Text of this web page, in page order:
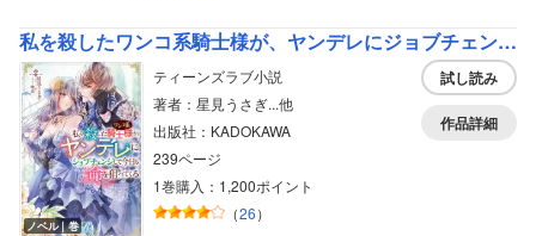
私を殺したワンコ系騎士様が、ヤンデレにジョブチェンジして今日も命を狙ってくる
ノベル｜巻
ティーンズラブ小説
著者：星見うさぎ...他
出版社：KADOKAWA
239ページ
1巻購入：1,200ポイント
（26）
試し読み
作品詳細